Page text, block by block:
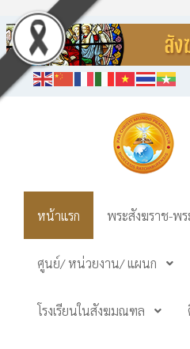
หน้าแรก พระสังฆราช-พร
ศูนย์/ หน่วยงาน/ แผนก
โรงเรียนในสังฆมณฑล